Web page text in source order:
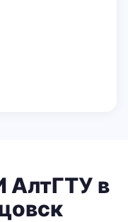
АлтГТУ в